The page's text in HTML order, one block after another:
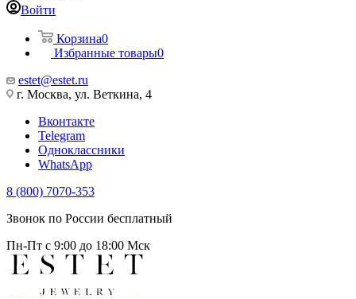
Войти
Корзина0
Избранные товары0
estet@estet.ru
г. Москва, ул. Веткина, 4
Вконтакте
Telegram
Одноклассники
WhatsApp
8 (800) 7070-353
Звонок по России бесплатный
Пн-Пт с 9:00 до 18:00 Мск